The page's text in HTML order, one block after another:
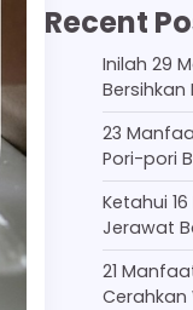
Recent
Inilah 29
23
Pori-pori
Ketahui
Jerawat
21
Cerahkan